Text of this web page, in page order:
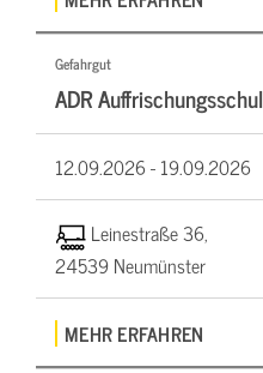
Gefahrgut
ADR
12.09.2026 -19.09.2026
Leinestraße 36,
24539 Neumünster
MEHR ERFAHREN